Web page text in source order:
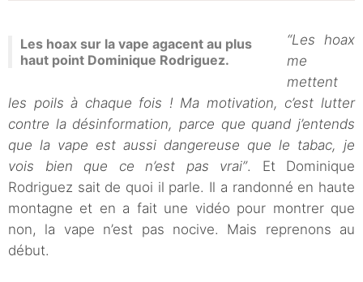
Les hoax sur la vape agacent au plus
haut point Dominique Rodriguez.
“Les hoax
me
mettent
les poils à chaque fois ! Ma motivation, c’est lutter
contre la désinformation, parce que quand j’entends
que la vape est aussi dangereuse que le tabac, je
vois bien que ce n’est pas vrai”. Et Dominique
Rodriguez sait de quoi il parle. Il a randonné en haute
montagne et en a fait une vidéo pour montrer que
non, la vape n’est pas nocive. Mais reprenons au
début.